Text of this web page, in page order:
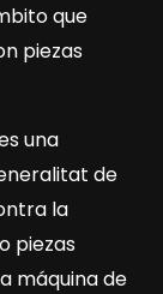
que
piezas
una
de
la
piezas
máquina de